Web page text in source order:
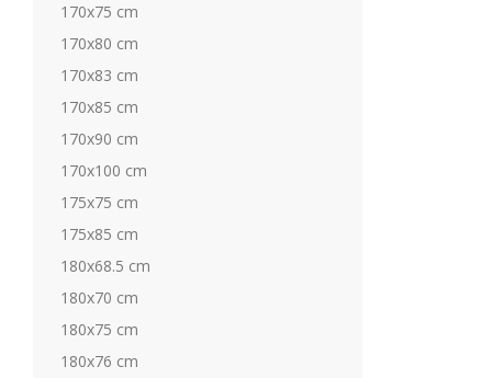
170x75 cm
170x80 cm
170x83 cm
170x85 cm
170x90 cm
170x100 cm
175x75 cm
175x85 cm
180x68.5 cm
180x70 cm
180x75 cm
180x76 cm